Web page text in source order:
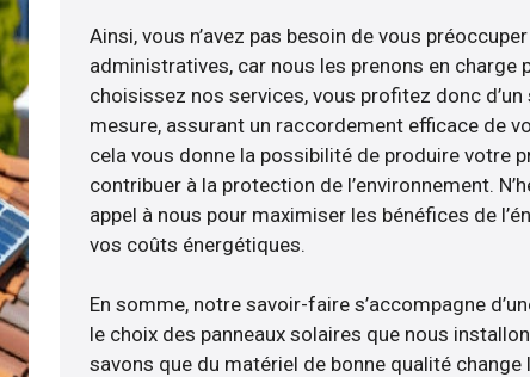
Ainsi, vous n’avez pas besoin de vous
administratives, car nous les prenons en charge
choisissez nos services, vous profitez donc
mesure, assurant un raccordement efficace de
cela vous donne la possibilité de produire votre
contribuer à la protection de l’environnement.
appel à nous pour maximiser les bénéfices de
vos coûts énergétiques.
En somme, notre savoir-faire s’accompagne
le choix des panneaux solaires que nous
savons que du matériel de bonne qualité change